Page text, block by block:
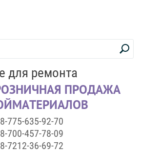
для ремонта
ПРОДАЖА
8-775-635-92-70
8-700-457-78-09
8-7212-36-69-72